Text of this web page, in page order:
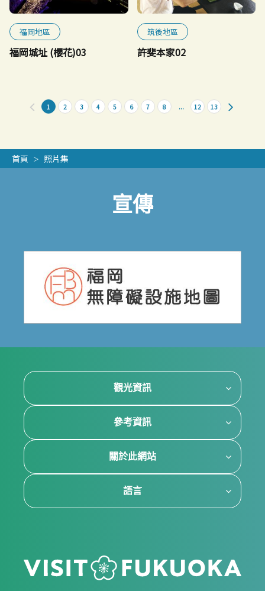
福岡地區
福岡城址 (櫻花)03
筑後地區
許斐本家02
1 2 3 4 5 6 7 8 ... 12 13
首頁 照片集
宣傳
觀光資訊
參考資訊
關於此網站
語言